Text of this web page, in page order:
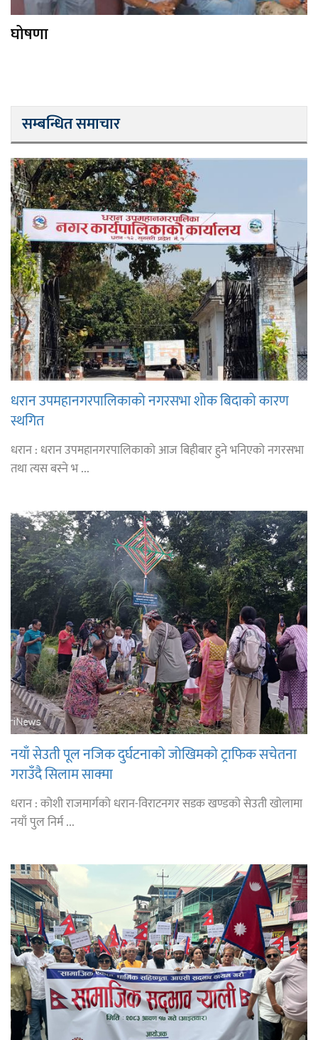
घोषणा
सम्बन्धित समाचार
धरान उपमहानगरपालिकाको नगरसभा शोक बिदाको कारण
स्थगित
धरान : धरान उपमहानगरपालिकाको आज बिहीबार हुने भनिएको नगरसभा
तथा त्यस बस्ने भ ...
नयाँ सेउती पूल नजिक दुर्घटनाको जोखिमको ट्राफिक सचेतना
गराउँदै सिलाम साक्मा
धरान : कोशी राजमार्गको धरान-विराटनगर सडक खण्डको सेउती खोलामा
नयाँ पुल निर्म ...